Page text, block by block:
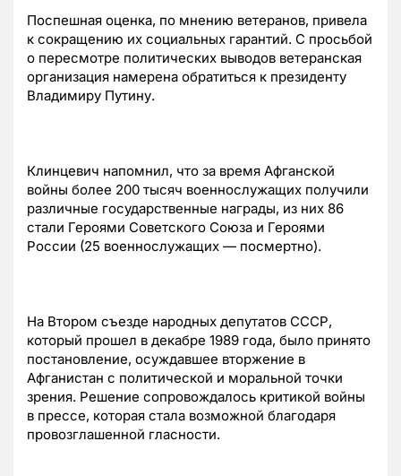
Поспешная оценка, по мнению ветеранов, привела
к сокращению их социальных гарантий. С просьбой
о пересмотре политических выводов ветеранская
организация намерена обратиться к президенту
Владимиру Путину.
Клинцевич напомнил, что за время Афганской
войны более 200 тысяч военнослужащих получили
различные государственные награды, из них 86
стали Героями Советского Союза и Героями
России (25 военнослужащих — посмертно).
На Втором съезде народных депутатов СССР,
который прошел в декабре 1989 года, было принято
постановление, осуждавшее вторжение в
Афганистан с политической и моральной точки
зрения. Решение сопровождалось критикой войны
в прессе, которая стала возможной благодаря
провозглашенной гласности.